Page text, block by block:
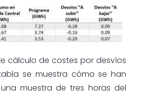
cálculo de costes por desvíos
se muestra cómo se han
muestra de tres horas del